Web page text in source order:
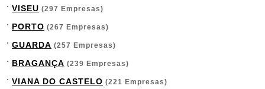
VISEU (297 Empresas)
PORTO (267 Empresas)
GUARDA (257 Empresas)
BRAGANÇA (239 Empresas)
VIANA DO CASTELO (221 Empresas)